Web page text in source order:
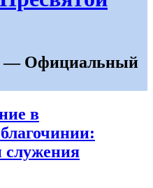
— Официальный
в
служения